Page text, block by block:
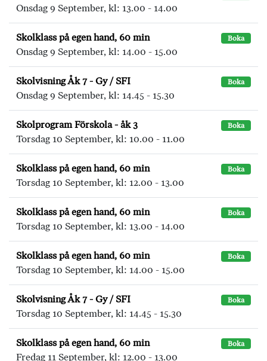
Onsdag 9 September, kl: 13.00 - 14.00
Skolklass på egen hand, 60 min Boka
Onsdag 9 September, kl: 14.00 - 15.00
Skolvisning Åk 7 - Gy / SFI Boka
Onsdag 9 September, kl: 14.45 - 15.30
Skolprogram Förskola - åk 3 Boka
Torsdag 10 September, kl: 10.00 - 11.00
Skolklass på egen hand, 60 min Boka
Torsdag 10 September, kl: 12.00 - 13.00
Skolklass på egen hand, 60 min Boka
Torsdag 10 September, kl: 13.00 - 14.00
Skolklass på egen hand, 60 min Boka
Torsdag 10 September, kl: 14.00 - 15.00
Skolvisning Åk 7 - Gy / SFI Boka
Torsdag 10 September, kl: 14.45 - 15.30
Skolklass på egen hand, 60 min Boka
Fredag 11 September, kl: 12.00 - 13.00